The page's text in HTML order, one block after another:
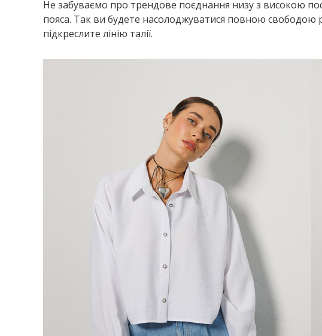
Не забуваємо про трендове поєднання низу з високою
пояса. Так ви будете насолоджуватися повною свободою
підкреслите лінію талії.